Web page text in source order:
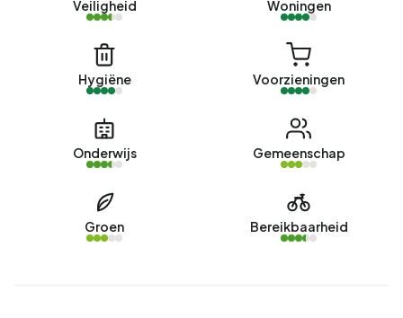
Veiligheid Woningen
Hygiëne Voorzieningen
Onderwijs Gemeenschap
Groen Bereikbaarheid